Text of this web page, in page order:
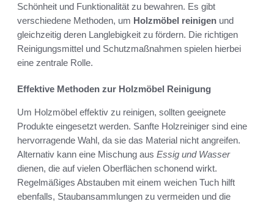
Schönheit und Funktionalität zu bewahren. Es gibt
verschiedene Methoden, um Holzmöbel reinigen und
gleichzeitig deren Langlebigkeit zu fördern. Die richtigen
Reinigungsmittel und Schutzmaßnahmen spielen hierbei
eine zentrale Rolle.
Effektive Methoden zur Holzmöbel Reinigung
Um Holzmöbel effektiv zu reinigen, sollten geeignete
Produkte eingesetzt werden. Sanfte Holzreiniger sind eine
hervorragende Wahl, da sie das Material nicht angreifen.
Alternativ kann eine Mischung aus Essig und Wasser
dienen, die auf vielen Oberflächen schonend wirkt.
Regelmäßiges Abstauben mit einem weichen Tuch hilft
ebenfalls, Staubansammlungen zu vermeiden und die